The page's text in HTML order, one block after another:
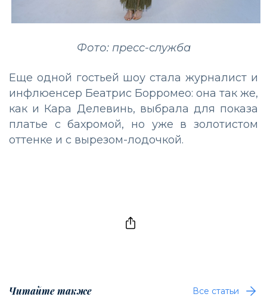
Фото: пресс-служба
Еще одной гостьей шоу стала журналист и
инфлюенсер Беатрис Борромео: она так же,
как и Кара Делевинь, выбрала для показа
платье с бахромой, но уже в золотистом
оттенке и с вырезом-лодочкой.
Читайте также Все статьи